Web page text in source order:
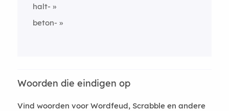
halt-
beton-
Woorden die eindigen op
Vind woorden voor Wordfeud, Scrabble en andere